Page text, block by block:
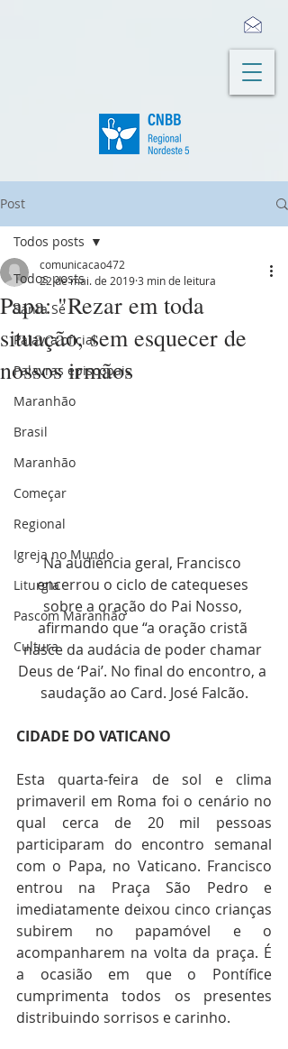
Post
Todos posts
Santa Sé
Palavra oficial
Palavras episcopais
Maranhão
Brasil
Maranhão
Começar
Regional
Igreja no Mundo
Liturgia
Pascom Maranhão
Cultura
Todos posts
Papa: "Rezar em toda
situação, sem esquecer de
nossos irmãos
comunicacao472
22 de mai. de 20193 min de leitura
Na audiência geral, Francisco
encerrou o ciclo de catequeses
sobre a oração do Pai Nosso,
afirmando que “a oração cristã
nasce da audácia de poder chamar
Deus de ‘Pai’. No final do encontro, a
saudação ao Card. José Falcão.
CIDADE DO VATICANO
Esta quarta-feira de sol e clima
primaveril em Roma foi o cenário no
qual cerca de 20 mil pessoas
participaram do encontro semanal
com o Papa, no Vaticano. Francisco
entrou na Praça São Pedro e
imediatamente deixou cinco crianças
subirem no papamóvel e o
acompanharem na volta da praça. É
a ocasião em que o Pontífice
cumprimenta todos os presentes
distribuindo sorrisos e carinho.